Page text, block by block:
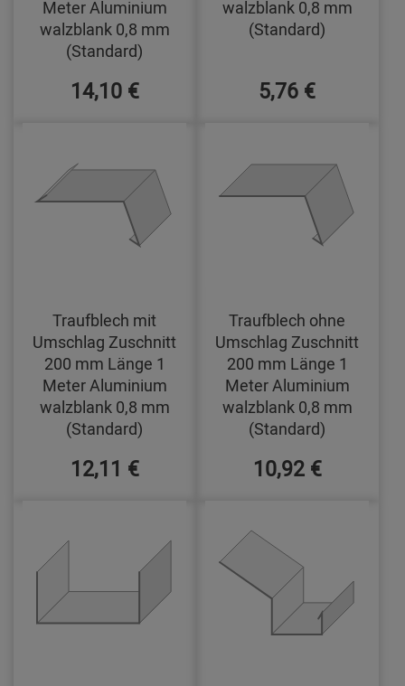
Meter Aluminium
walzblank 0,8 mm
(Standard)
14,10 €
walzblank 0,8 mm
(Standard)
5,76 €
Traufblech mit
Umschlag Zuschnitt
200 mm Länge 1
Meter Aluminium
walzblank 0,8 mm
(Standard)
12,11 €
Traufblech ohne
Umschlag Zuschnitt
200 mm Länge 1
Meter Aluminium
walzblank 0,8 mm
(Standard)
10,92 €